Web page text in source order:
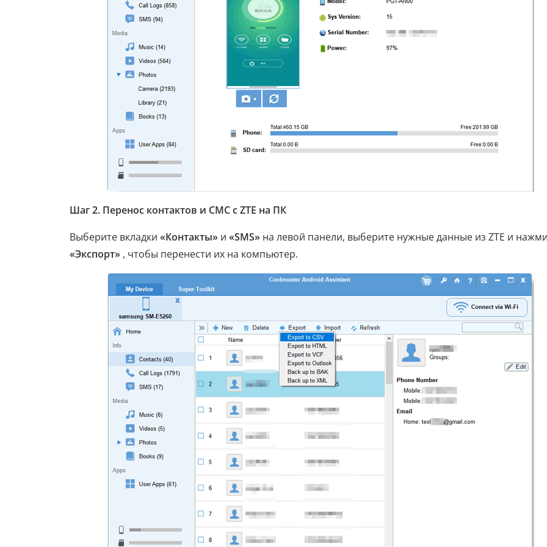
Шаг 2. Перенос контактов и СМС с ZTE на ПК
Выберите вкладки «Контакты» и «SMS» на левой панели, выберите нужные данные из ZTE и
«Экспорт» , чтобы перенести их на компьютер.